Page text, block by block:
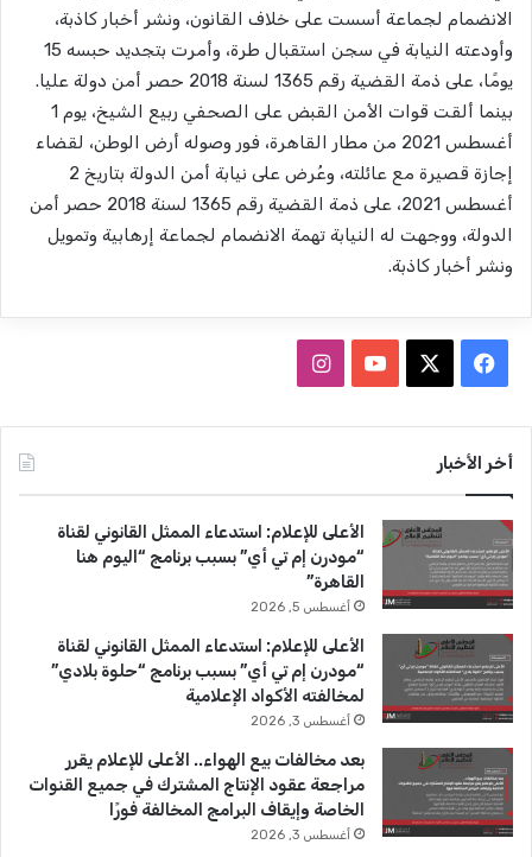
الانضمام لجماعة أسست على خلاف القانون، ونشر أخبار كاذبة،
وأودعته النيابة في سجن استقبال طرة، وأمرت بتجديد حبسه 15
يومًا، على ذمة القضية رقم 1365 لسنة 2018 حصر أمن دولة عليا.
بينما ألقت قوات الأمن القبض على الصحفي ربيع الشيخ، يوم 1
أغسطس 2021 من مطار القاهرة، فور وصوله أرض الوطن، لقضاء
إجازة قصيرة مع عائلته، وعُرض على نيابة أمن الدولة بتاريخ 2
أغسطس 2021، على ذمة القضية رقم 1365 لسنة 2018 حصر أمن
الدولة، ووجهت له النيابة تهمة الانضمام لجماعة إرهابية وتمويل
ونشر أخبار كاذبة.
س
و
ك
T
u
b
e
ق
ا
م
أخر الأخبار
الأعلى للإعلام: استدعاء الممثل القانوني لقناة
“مودرن إم تي أي” بسبب برنامج “اليوم هنا
القاهرة”
أغسطس 5, 2026
الأعلى للإعلام: استدعاء الممثل القانوني لقناة
“مودرن إم تي أي” بسبب برنامج “حلوة بلادي”
لمخالفته الأكواد الإعلامية
أغسطس 3, 2026
بعد مخالفات بيع الهواء.. الأعلى للإعلام يقرر
مراجعة عقود الإنتاج المشترك في جميع القنوات
الخاصة وإيقاف البرامج المخالفة فورًا
أغسطس 3, 2026